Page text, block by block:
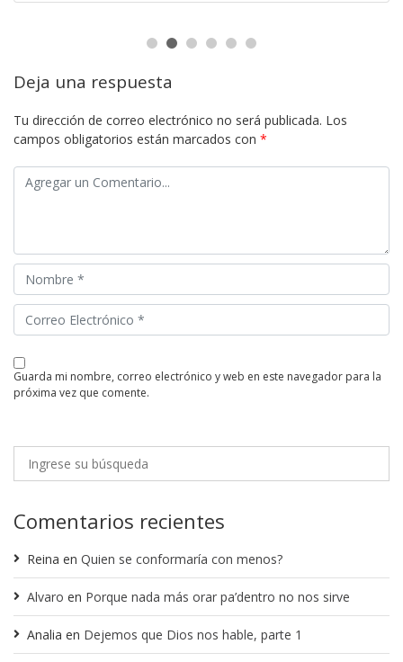
Deja una respuesta
Tu dirección de correo electrónico no será publicada. Los
campos obligatorios están marcados con *
guarda mi nombre, correo electrónico y web en este navegador para la
próxima vez que comente.
Comentarios recientes
Reina en Quien se conformaría con menos?
Alvaro en Porque nada más orar pa’dentro no nos sirve
Analia en Dejemos que Dios nos hable, parte 1